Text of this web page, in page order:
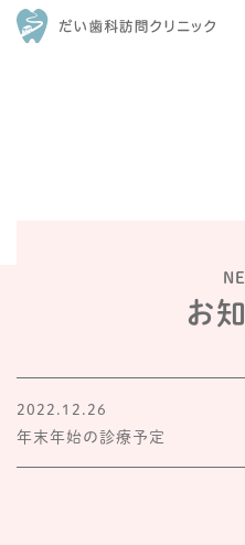
お
2022.12.26
年末年始の診療予定